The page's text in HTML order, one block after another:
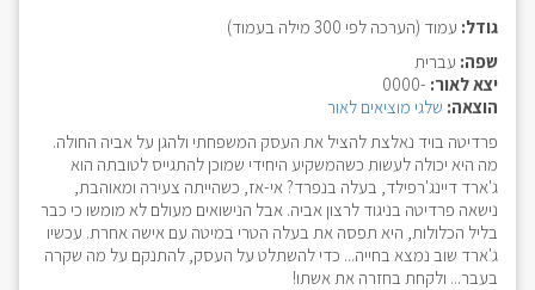
גודל: עמוד (הערכה לפי 300 מילה בעמוד)
שפה: עברית
יצא לאור: -0000
הוצאה: שלגי מוציאים לאור
פרדיטה בויד נאלצת להציל את העסק המשפחתי ולהגן על אביה החולה.
מה היא יכולה לעשות כשהמשקיע היחידי שמוכן להתגייס לטובתה הוא
ג'ארד דיינג'רפילד, בעלה בנפרד? אי-אז, כשהייתה צעירה ומאוהבת,
נישאה פרדיטה בניגוד לרצון אביה. אבל הנישואים מעולם לא מומשו כי כבר
בליל הכלולות, היא תפסה את בעלה הטרי במיטה עם אישה אחרת. עכשיו
ג'ארד שוב נמצא בחייה... כדי להשתלט על העסק, להתנקם על מה שקרה
בעבר... ולקחת בחזרה את אשתו!